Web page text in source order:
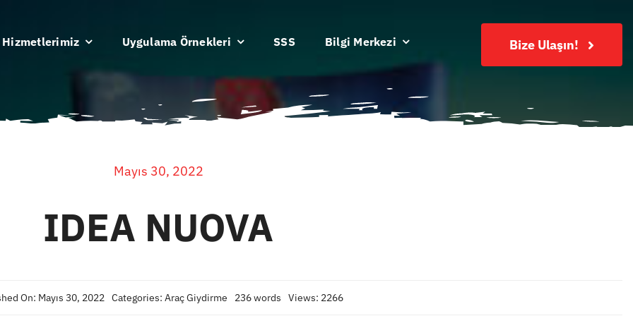
Hizmetlerimiz Uygulama Örnekleri SSS Bilgi Merkezi Bize Ulaşın!
Mayıs 30, 2022
IDEA NUOVA
On: Mayıs 30, 2022 Categories: Araç Giydirme 236 words Views: 2266